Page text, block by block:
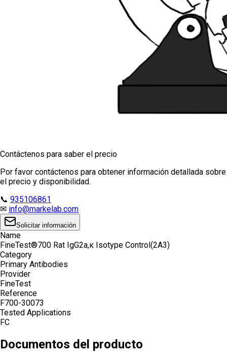
Contáctenos para saber el precio
Por favor contáctenos para obtener información detallada sobre
el precio y disponibilidad.
📞 935106861
✉ info@markelab.com
Solicitar información
Name
FineTest®700 Rat IgG2a,κ Isotype Control(2A3)
Category
Primary Antibodies
Provider
FineTest
Reference
F700-30073
Tested Applications
FC
Documentos del producto